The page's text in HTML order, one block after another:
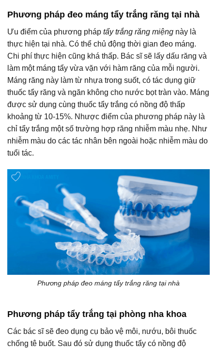
Phương pháp đeo máng tẩy trắng răng tại nhà
Ưu điểm của phương pháp tẩy trắng răng miệng này là
thực hiện tại nhà. Có thể chủ động thời gian đeo máng.
Chi phí thực hiện cũng khá thấp. Bác sĩ sẽ lấy dấu răng và
làm một máng tẩy vừa vặn với hàm răng của mỗi người.
Máng răng này làm từ nhựa trong suốt, có tác dụng giữ
thuốc tẩy răng và ngăn không cho nước bọt tràn vào. Máng
được sử dụng cùng thuốc tẩy trắng có nồng độ thấp
khoảng từ 10-15%. Nhược điểm của phương pháp này là
chỉ tẩy trắng một số trường hợp răng nhiễm màu nhẹ. Như
nhiễm màu do các tác nhân bên ngoài hoặc nhiễm màu do
tuổi tác.
Phương pháp đeo máng tẩy trắng răng tại nhà
Phương pháp tẩy trắng tại phòng nha khoa
Các bác sĩ sẽ đeo dụng cụ bảo vệ môi, nướu, bôi thuốc
chống tê buốt. Sau đó sử dụng thuốc tẩy có nồng độ